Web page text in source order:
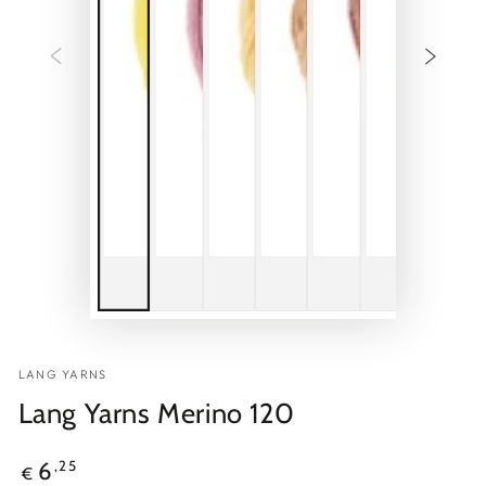
LANG YARNS
Lang Yarns Merino 120
Regulärer
€ 6 ,25